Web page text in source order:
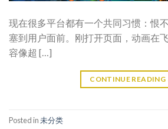
现在很多平台都有一个共同习惯：恨
塞到用户面前。刚打开页面，动画在
容像超 […]
CONTINUE READING
Posted in未分类